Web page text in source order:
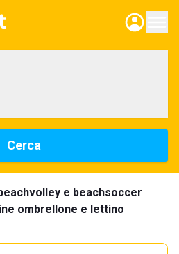
Cerca
e beachsoccer
ombrellone e lettino